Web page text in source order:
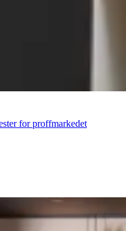
for proffmarkedet